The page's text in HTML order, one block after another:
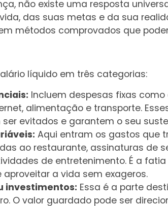
não existe uma resposta
das suas metas e da sua
métodos comprovados que
líquido em três categorias:
Incluem despesas fixas como
alimentação e transporte.
evitados e garantem o seu
Aqui entram os gastos que
ao restaurante, assinaturas de
de entretenimento. É a
a vida sem exageros.
investimentos: Essa é a parte
O valor guardado pode ser